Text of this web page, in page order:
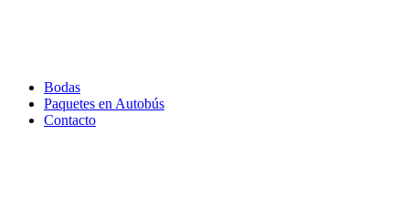
Bodas
Paquetes en Autobús
Contacto